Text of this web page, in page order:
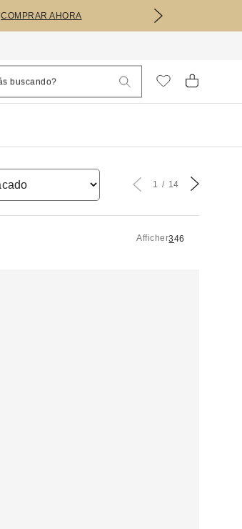
COMPRAR AHORA
Afficher346
1 14